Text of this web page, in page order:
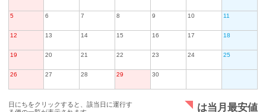
5 6 7 8 9 10 11
12 13 14 15 16 17 18
19 20 21 22 23 24 25
26 27 28 29 30
日にちをクリックすると、該当日に運行す
は当月最安値